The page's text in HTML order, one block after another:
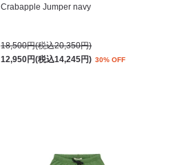
Crabapple Jumper navy
18,500円(税込20,350円)
12,950円(税込14,245円) 30% OFF